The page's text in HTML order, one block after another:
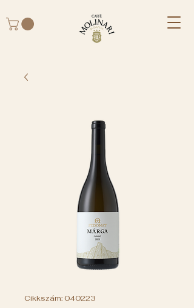
Cikkszám: 040223